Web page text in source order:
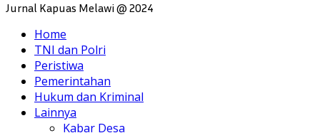
Jurnal Kapuas Melawi @ 2024
Home
TNI dan Polri
Peristiwa
Pemerintahan
Hukum dan Kriminal
Lainnya
Kabar Desa